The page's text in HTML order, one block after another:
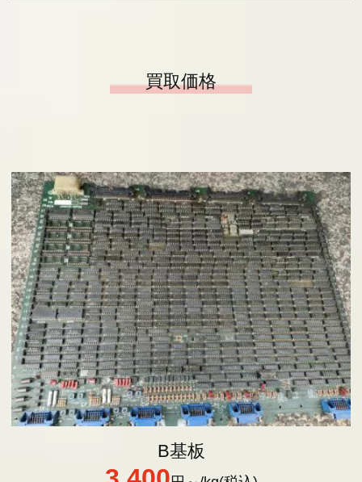
ヒラノヤブログ
基板の仕分け
アクセス
採用情報
お問い合わせ
買取価格
B基板